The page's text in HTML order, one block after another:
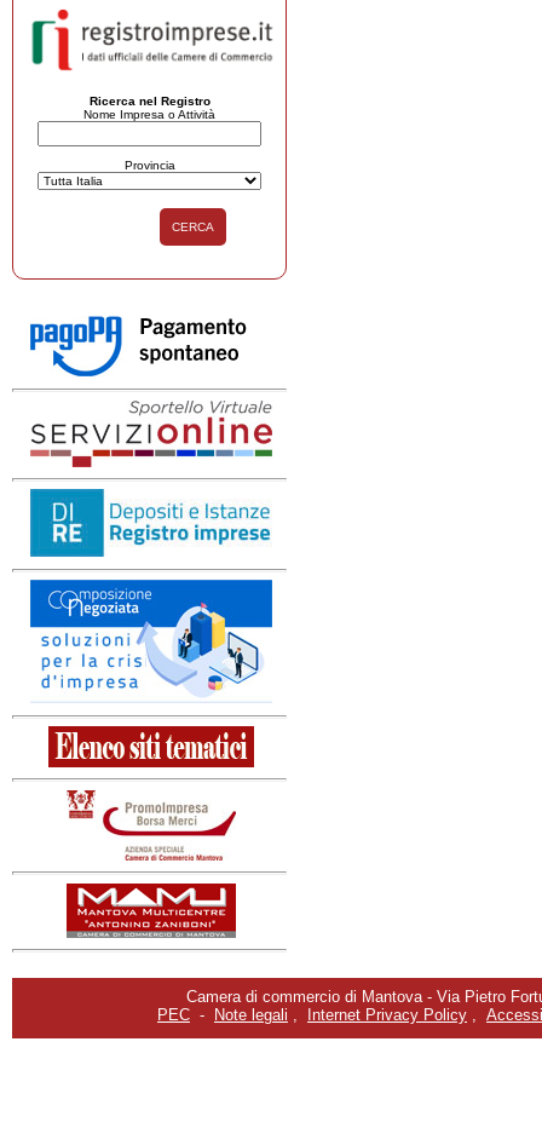
Ricerca nel Registro
Nome Impresa o Attività
Provincia
CERCA
Camera di commercio di Mantova - Via Pietro
PEC - Note legali , Internet Privacy Policy ,